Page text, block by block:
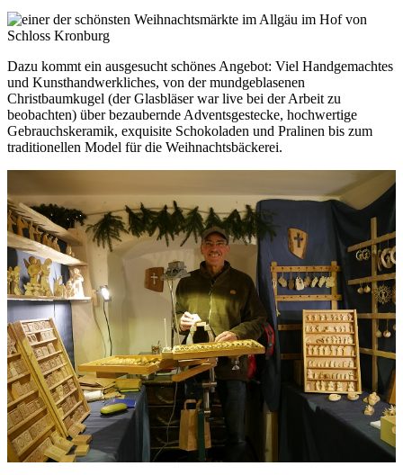
Dazu kommt ein ausgesucht schönes Angebot: Viel Handgemachtes
und Kunsthandwerkliches, von der mundgeblasenen
Christbaumkugel (der Glasbläser war live bei der Arbeit zu
beobachten) über bezaubernde Adventsgestecke, hochwertige
Gebrauchskeramik, exquisite Schokoladen und Pralinen bis zum
traditionellen Model für die Weihnachtsbäckerei.